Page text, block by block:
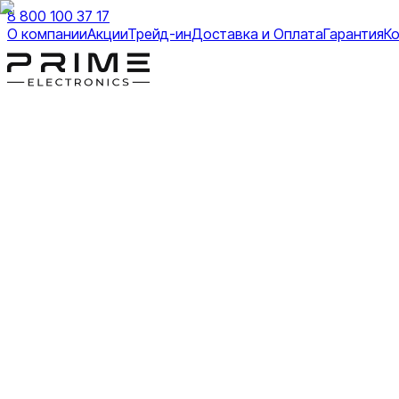
8 800 100 37 17
О компанииАкцииТрейд-инДоставка и ОплатаГарантия